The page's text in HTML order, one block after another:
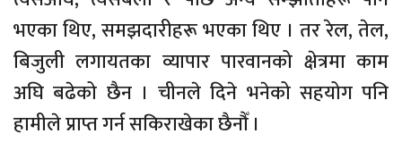
भएका थिए, समझदारीहरू भएका थिए । तर रेल, तेल,
बिजुली लगायतका व्यापार पारवानको क्षेत्रमा काम
अघि बढेको छैन । चीनले दिने भनेको सहयोग पनि
हामीले प्राप्त गर्न सकिराखेका छैनौँ ।